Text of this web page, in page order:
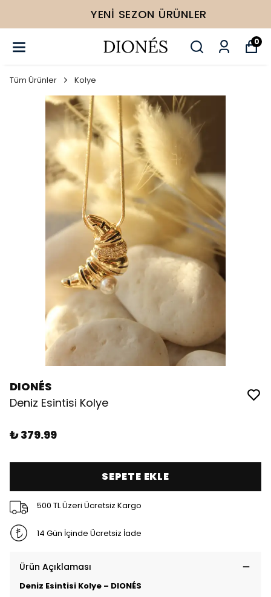
YENI SEZON ÜRÜNLER
0
Tüm Ürünler Kolye
DIONÉS
Deniz Esintisi Kolye
₺ 379.99
SEPETE EKLE
500 TL Üzeri Ücretsiz Kargo
14 Gün İçinde Ücretsiz İade
Ürün Açıklaması
Deniz Esintisi Kolye – DIONÉS